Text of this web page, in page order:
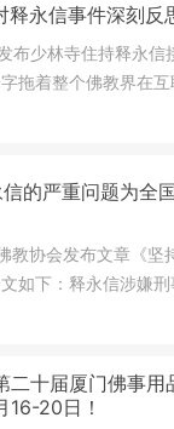
释永信事件深刻反
布少林寺住持释永信
拖着整个佛教界在
的严重问题为全
教协会发布文章《坚
如下：释永信涉嫌
二十届厦门佛事用
16-20日！